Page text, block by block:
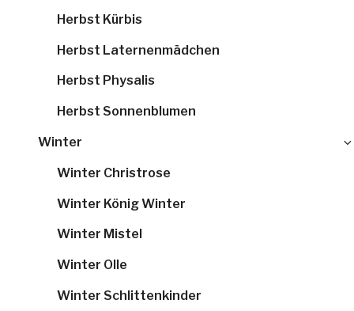
Herbst Kürbis
Herbst Laternenmädchen
Herbst Physalis
Herbst Sonnenblumen
Winter
Winter Christrose
Winter König Winter
Winter Mistel
Winter Olle
Winter Schlittenkinder